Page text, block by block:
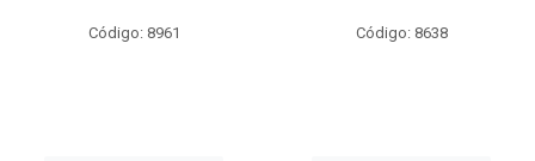
Código: 8638 Código: 6242